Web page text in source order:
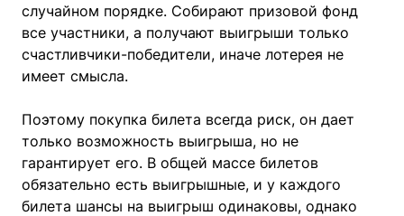
случайном порядке. Собирают призовой фонд
все участники, а получают выигрыши только
счастливчики-победители, иначе лотерея не
имеет смысла.
Поэтому покупка билета всегда риск, он дает
только возможность выигрыша, но не
гарантирует его. В общей массе билетов
обязательно есть выигрышные, и у каждого
билета шансы на выигрыш одинаковы, однако